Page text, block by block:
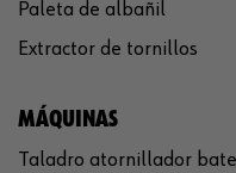
Paleta de albañil
Extractor de tornillos
MÁQUINAS
Taladro atornillador